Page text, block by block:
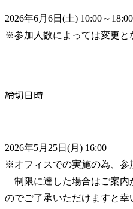
2026年6月6日(土) 10:00～18:00
※参加人数によっては変更と
締切日時
2026年5月25日(月) 16:00
※オフィスでの実施の為、参
制限に達した場合はご案内
のでご了承いただけますと幸